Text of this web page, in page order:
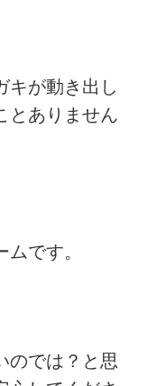
キが動き出し
とありません
です。
のでは？と思